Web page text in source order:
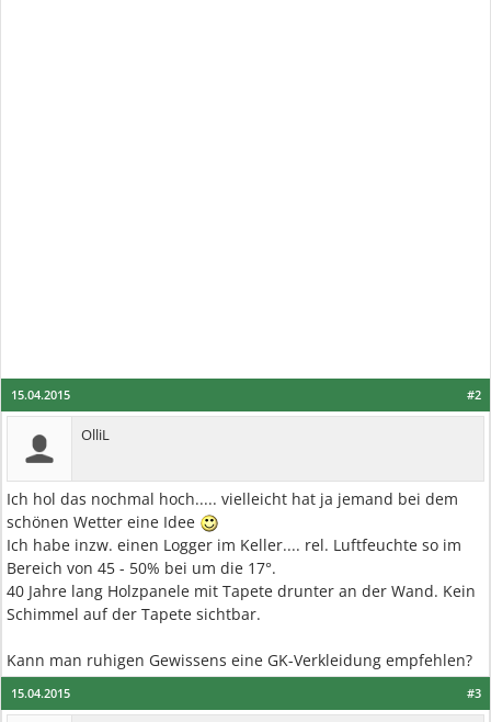
#2
15.04.2015
OlliL
Ich hol das nochmal hoch..... vielleicht hat ja jemand bei dem
schönen Wetter eine Idee
Ich habe inzw. einen Logger im Keller.... rel. Luftfeuchte so im
Bereich von 45 - 50% bei um die 17°.
40 Jahre lang Holzpanele mit Tapete drunter an der Wand. Kein
Schimmel auf der Tapete sichtbar.
Kann man ruhigen Gewissens eine GK-Verkleidung empfehlen?
#3
15.04.2015